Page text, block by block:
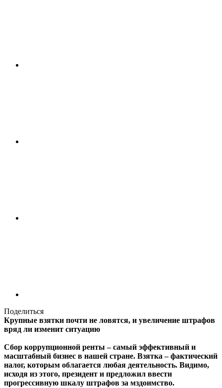
Поделиться
Крупные взятки почти не ловятся, и увеличение штрафов
вряд ли изменит ситуацию
Сбор коррупционной ренты – самый эффективный и
масштабный бизнес в нашей стране. Взятка – фактический
налог, которым облагается любая деятельность. Видимо,
исходя из этого, президент и предложил ввести
прогрессивную шкалу штрафов за мздоимство.